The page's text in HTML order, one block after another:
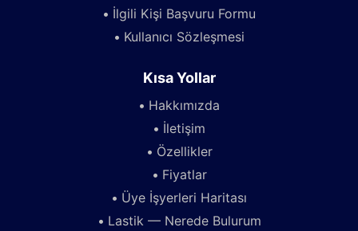
İlgili Kişi Başvuru Formu
Kullanıcı Sözleşmesi
Kısa Yollar
Hakkımızda
İletişim
Özellikler
Fiyatlar
Üye İşyerleri Haritası
Lastik — Nerede Bulurum